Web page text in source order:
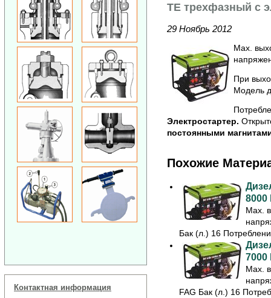
Контактная информация
TE трехфазный с
29 Ноябрь 2012
Max.
При
Модель
Электростартер.
постоянными
Похожие
8000
Max.
Бак (л.) 16
7000
Max.
FAG Бак (л.) 16